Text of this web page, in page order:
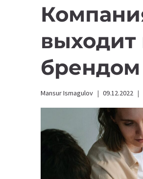
Mansur Ismagulov 09.12.2022